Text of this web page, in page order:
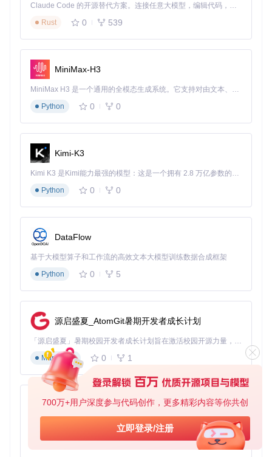
700万+用户深度参与代码创作，更多精彩内容等你共创
立即登录/注册
对于大环化合物，参考docking_with_macrocycles示例
评分函数
对接
快
★
AutoDoc
特定体系验证
★★★★
实战演练场：真实科研场景模拟
在mulitple_ligands_docking示例中，学习如何同时处理多个
配体：
操作步骤
准备多个配体PDBQT文件
关键代码片段：
# 批量对接处理
for ligand_file in ligand_files:
场景2：金属蛋白特殊处理
针对含锌等金属离子的蛋白质：
使用专门的AD4Zn.dat参数文件
参考docking_with_zinc_metalloproteins示例
Claude Code 的开源替代方案。连接任意大模型，编辑代码，运行命令，自动验证 — 全自动执行。用 Rust 构建，极致性能。 ｜ An open-source alternative to Claude Code. Connect any LLM, edit code, run commands, and verify changes — autonomously. Built in Rust for speed. Get Started
Rust
0 539
MiniMax-H3
MiniMax H3 是一个通用的全模态生成系统。它支持对由文本、图像、视频和音频组成的多模态上下文进行统一理解，并能生成分辨率高达 2K、时长可达 15 秒的带原生立体声音频的视频。得益于面向任务泛化的系统设计，H3 在预训练阶段就已具备广泛的多模态上下文理解与生成能力，能够出色地执行复杂的多模态指令。
Python
0 0
Kimi-K3
Kimi K3 是Kimi能力最强的模型：这是一个拥有 2.8 万亿参数的混合专家（MoE）模型，具备原生视觉理解能力，并支持 100 万 token 的上下文窗口。
Python
0 0
DataFlow
基于大模型算子和工作流的高效文本大模型训练数据合成框架
Python
0 5
源启盛夏_AtomGit暑期开发者成长计划
「源启盛夏」暑期校园开发者成长计划旨在激活校园开源力量，通过积分激励、认证扶持、资源倾斜等形式，引导高校组织和开发者完成「入驻 — 建项目 — 做贡献 — 获认证 — 得资源」的完整闭环。无论你是想带领社团入驻平台的组织者，还是希望用代码贡献证明自己的开发者，都能在这里找到属于你的成长路径。
Markdown
0 1
py-xiaozhi
基于Python的Xiaozhi AI，适用于想要完整Xiaozhi体验而无需拥有专用硬件的用户。
Python
0 1